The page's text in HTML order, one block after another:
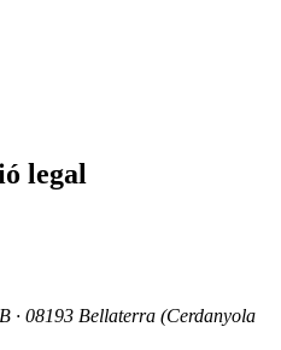
legal
· 08193 Bellaterra (Cerdanyola